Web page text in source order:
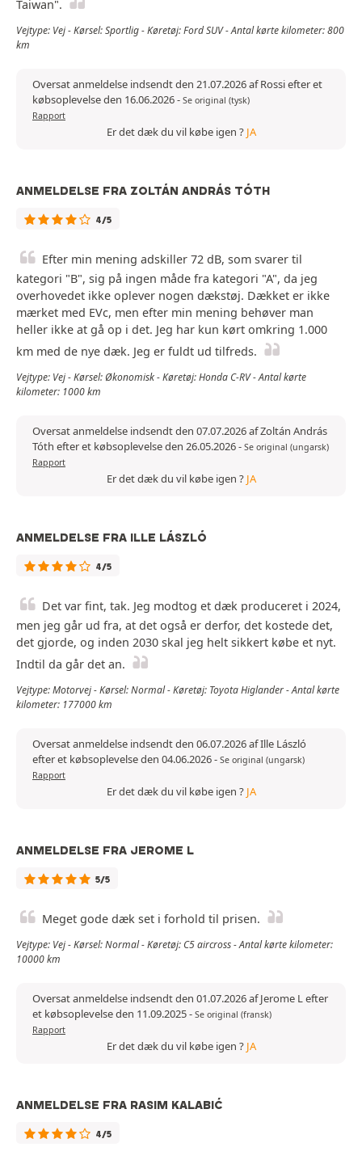
Taiwan".
Vejtype: Vej - Kørsel: Sportlig - Køretøj: Ford SUV - Antal kørte kilometer: 800
km
Oversat anmeldelse indsendt den 21.07.2026 af Rossi efter et
købsoplevelse den 16.06.2026- Se original (tysk)
Rapport
Er det dæk du vil købe igen ? JA
ANMELDELSE FRA ZOLTÁN ANDRÁS TÓTH
4/5
Efter min mening adskiller 72 dB, som svarer til
kategori "B", sig på ingen måde fra kategori "A", da jeg
overhovedet ikke oplever nogen dækstøj. Dækket er ikke
mærket med EVc, men efter min mening behøver man
heller ikke at gå op i det. Jeg har kun kørt omkring 1.000
km med de nye dæk. Jeg er fuldt ud tilfreds.
Vejtype: Vej - Kørsel: Økonomisk - Køretøj: Honda C-RV - Antal kørte
kilometer: 1000 km
Oversat anmeldelse indsendt den 07.07.2026 af Zoltán András
Tóth efter et købsoplevelse den 26.05.2026- Se original (ungarsk)
Rapport
Er det dæk du vil købe igen ? JA
ANMELDELSE FRA ILLE LÁSZLÓ
4/5
Det var fint, tak. Jeg modtog et dæk produceret i 2024,
men jeg går ud fra, at det også er derfor, det kostede det,
det gjorde, og inden 2030 skal jeg helt sikkert købe et nyt.
Indtil da går det an.
Vejtype: Motorvej - Kørsel: Normal - Køretøj: Toyota Higlander - Antal kørte
kilometer: 177000 km
Oversat anmeldelse indsendt den 06.07.2026 af Ille László
efter et købsoplevelse den 04.06.2026- Se original (ungarsk)
Rapport
Er det dæk du vil købe igen ? JA
ANMELDELSE FRA JEROME L
5/5
Meget gode dæk set i forhold til prisen.
Vejtype: Vej - Kørsel: Normal - Køretøj: C5 aircross - Antal kørte kilometer:
10000 km
Oversat anmeldelse indsendt den 01.07.2026 af Jerome L efter
et købsoplevelse den 11.09.2025- Se original (fransk)
Rapport
Er det dæk du vil købe igen ? JA
ANMELDELSE FRA RASIM KALABIĆ
4/5